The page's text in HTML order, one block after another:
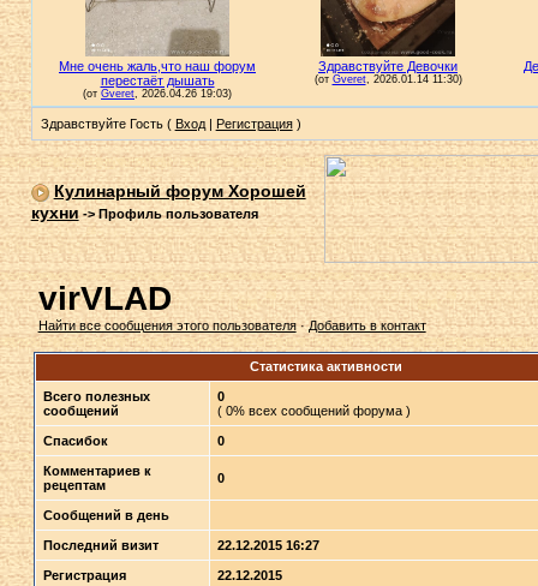
Здравствуйте Гость ( Вход| Регистрация)
Кулинарный форум Хорошей
кухни->Профиль пользователя
virVLAD
Найти все сообщения этого пользователя·Добавить в контакт
Статистика активности
Всего полезных
сообщений
0
( 0% всех сообщений форума )
Спасибок 0
Комментариев к
рецептам
0
Сообщений в день
Последний визит 22.12.2015 16:27
Регистрация 22.12.2015